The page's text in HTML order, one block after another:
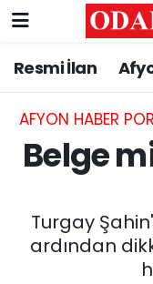
Resmi İlan
AFYON HABER
Belge
Turgay
ardından
Resmi İlan
ASAYİŞ
SİYASET
Nöbetçi
Hava
Trafik
Süper Lig
Tüm